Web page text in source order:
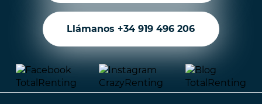
Llámanos +34 919 496 206